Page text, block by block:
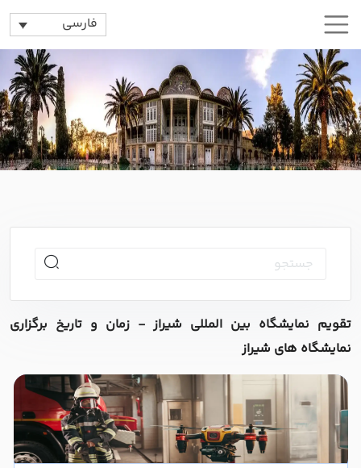
فارسی
تقویم نمایشگاه بین المللی شیراز - زمان و تاریخ برگزاری
نمایشگاه های شیراز